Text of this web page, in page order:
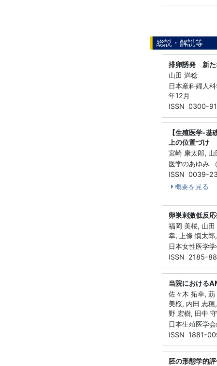
総説・解説等
排卵誘発 新た
山田 満稔
日本産科婦人
年12月
ISSN 0300-
【生殖医学-
上の位置づけ
宮崎 康太郎, 山
医学のあゆみ
ISSN 0039-
概要を見る
卵巣刺激低反
福岡 美桜, 山
幸, 上條 慎太郎
日本女性医学
ISSN 2185-
当院における
佐々木 拓幸,
美桜, 内田 志
野 宏樹, 田中 守
日本生殖医学
ISSN 1881-
胚の形態学的